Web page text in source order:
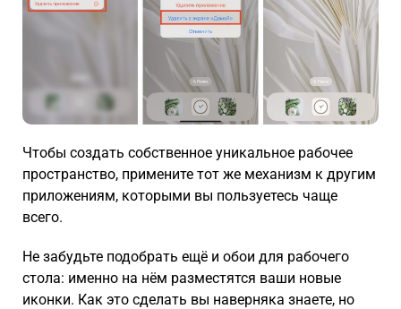
Чтобы создать собственное уникальное рабочее
пространство, примените тот же механизм к другим
приложениям, которыми вы пользуетесь чаще
всего.
Не забудьте подобрать ещё и обои для рабочего
стола: именно на нём разместятся ваши новые
иконки. Как это сделать вы наверняка знаете, но